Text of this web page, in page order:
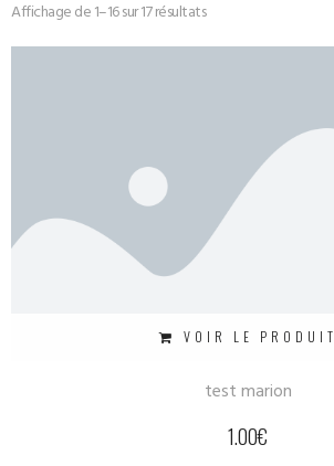
Affichage de 1–16 sur 17 résultats
VOIR LE PRODUIT
test marion
1.00€